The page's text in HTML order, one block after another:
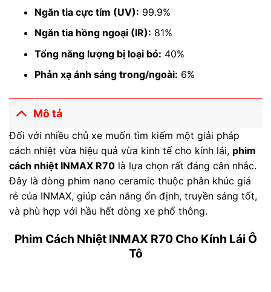
Ngăn tia cực tím (UV): 99.9%
Ngăn tia hồng ngoại (IR): 81%
Tổng năng lượng bị loại bỏ: 40%
Phản xạ ánh sáng trong/ngoài: 6%
Mô tả
Đối với nhiều chủ xe muốn tìm kiếm một giải pháp
cách nhiệt vừa hiệu quả vừa kinh tế cho kính lái, phim
cách nhiệt INMAX R70 là lựa chọn rất đáng cân nhắc.
Đây là dòng phim nano ceramic thuộc phân khúc giá
rẻ của INMAX, giúp cản nắng ổn định, truyền sáng tốt,
và phù hợp với hầu hết dòng xe phổ thông.
Phim Cách Nhiệt INMAX R70 Cho Kính Lái Ô
Tô